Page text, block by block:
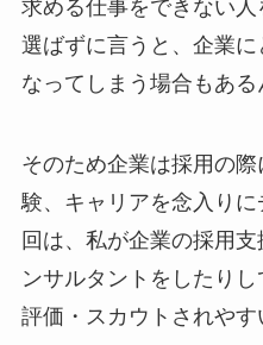
求める仕事をできない
選ばずに言うと、企業に
なってしまう場合もある
そのため企業は採用の
験、キャリアを念入り
回は、私が企業の採用
ンサルタントをしたり
評価・スカウトされやす